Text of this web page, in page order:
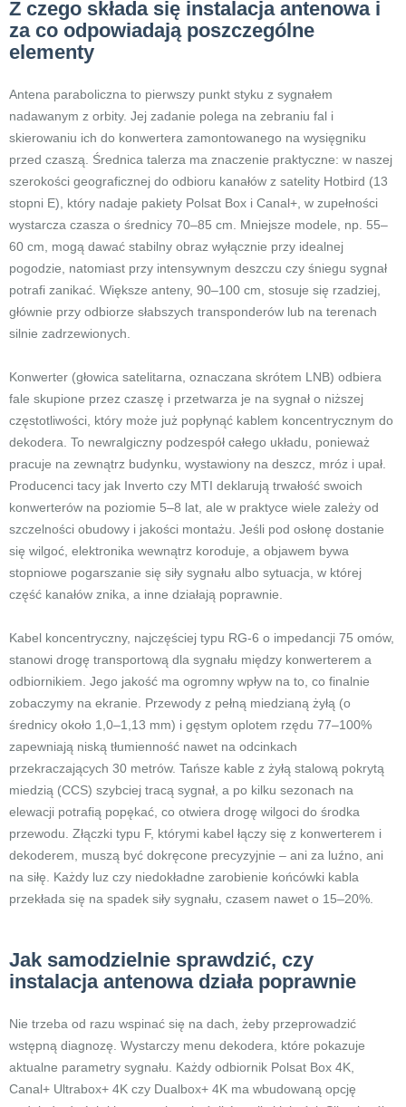
Z czego składa się instalacja antenowa i
za co odpowiadają poszczególne
elementy
Antena paraboliczna to pierwszy punkt styku z sygnałem
nadawanym z orbity. Jej zadanie polega na zebraniu fal i
skierowaniu ich do konwertera zamontowanego na wysięgniku
przed czaszą. Średnica talerza ma znaczenie praktyczne: w naszej
szerokości geograficznej do odbioru kanałów z satelity Hotbird (13
stopni E), który nadaje pakiety Polsat Box i Canal+, w zupełności
wystarcza czasza o średnicy 70–85 cm. Mniejsze modele, np. 55–
60 cm, mogą dawać stabilny obraz wyłącznie przy idealnej
pogodzie, natomiast przy intensywnym deszczu czy śniegu sygnał
potrafi zanikać. Większe anteny, 90–100 cm, stosuje się rzadziej,
głównie przy odbiorze słabszych transponderów lub na terenach
silnie zadrzewionych.
Konwerter (głowica satelitarna, oznaczana skrótem LNB) odbiera
fale skupione przez czaszę i przetwarza je na sygnał o niższej
częstotliwości, który może już popłynąć kablem koncentrycznym do
dekodera. To newralgiczny podzespół całego układu, ponieważ
pracuje na zewnątrz budynku, wystawiony na deszcz, mróz i upał.
Producenci tacy jak Inverto czy MTI deklarują trwałość swoich
konwerterów na poziomie 5–8 lat, ale w praktyce wiele zależy od
szczelności obudowy i jakości montażu. Jeśli pod osłonę dostanie
się wilgoć, elektronika wewnątrz koroduje, a objawem bywa
stopniowe pogarszanie się siły sygnału albo sytuacja, w której
część kanałów znika, a inne działają poprawnie.
Kabel koncentryczny, najczęściej typu RG-6 o impedancji 75 omów,
stanowi drogę transportową dla sygnału między konwerterem a
odbiornikiem. Jego jakość ma ogromny wpływ na to, co finalnie
zobaczymy na ekranie. Przewody z pełną miedzianą żyłą (o
średnicy około 1,0–1,13 mm) i gęstym oplotem rzędu 77–100%
zapewniają niską tłumienność nawet na odcinkach
przekraczających 30 metrów. Tańsze kable z żyłą stalową pokrytą
miedzią (CCS) szybciej tracą sygnał, a po kilku sezonach na
elewacji potrafią popękać, co otwiera drogę wilgoci do środka
przewodu. Złączki typu F, którymi kabel łączy się z konwerterem i
dekoderem, muszą być dokręcone precyzyjnie – ani za luźno, ani
na siłę. Każdy luz czy niedokładne zarobienie końcówki kabla
przekłada się na spadek siły sygnału, czasem nawet o 15–20%.
Jak samodzielnie sprawdzić, czy
instalacja antenowa działa poprawnie
Nie trzeba od razu wspinać się na dach, żeby przeprowadzić
wstępną diagnozę. Wystarczy menu dekodera, które pokazuje
aktualne parametry sygnału. Każdy odbiornik Polsat Box 4K,
Canal+ Ultrabox+ 4K czy Dualbox+ 4K ma wbudowaną opcję